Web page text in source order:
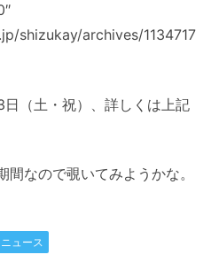
shizukay/archives/1134717
（土・祝）、詳しくは上記
間なので覗いてみようかな。
ニュース